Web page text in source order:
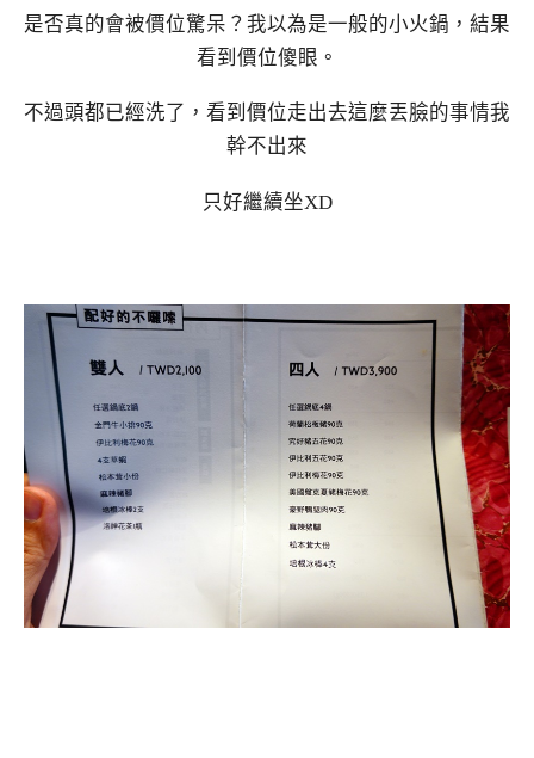
是否真的會被價位驚呆？我以為是一般的小火鍋，結果
看到價位傻眼。
不過頭都已經洗了，看到價位走出去這麼丟臉的事情我
幹不出來
只好繼續坐XD